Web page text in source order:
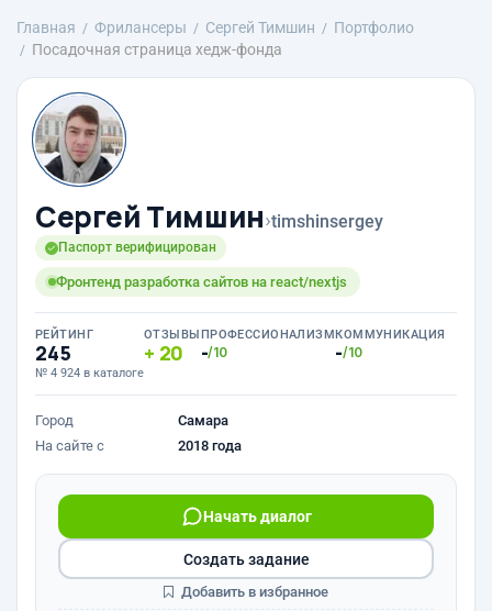
Главная Фрилансеры Сергей Тимшин
Портфолио
Посадочная страница хедж-фонда
Сергей Тимшин›timshinsergey
Паспорт верифицирован
Фронтенд разработка сайтов на react/nextjs
РЕЙТИНГ
245
№ 4 924 в каталоге
ОТЗЫВЫ
20
ПРОФЕССИОНАЛИЗМ
-/10
КОММУНИКАЦИЯ
-/10
Город
Самара
На сайте с
2018 года
Начать диалог
Создать задание
Добавить в избранное